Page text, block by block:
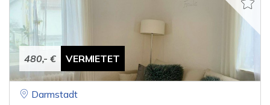
480,- € VERMIETET
Darmstadt